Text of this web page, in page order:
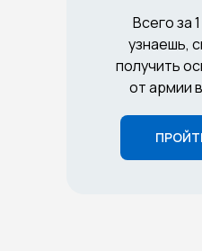
Всего за
узнаешь,
получить
от армии